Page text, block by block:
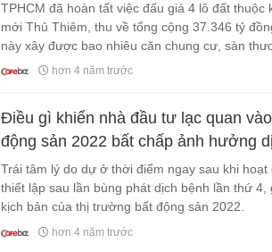
TPHCM đã hoàn tất việc đấu giá 4 lô đất thuộc
mới Thủ Thiêm, thu về tổng cộng 37.346 tỷ
này xây được bao nhiêu căn chung cư, sàn
hơn 4 năm trước
Điều gì khiến nhà đầu tư lạc quan
động sản 2022 bất chấp ảnh hưởng
Trái tâm lý do dự ở thời điểm ngay sau khi
thiết lập sau lần bùng phát dịch bệnh lần thứ
kịch bản của thị trường bất động sản 2022.
hơn 4 năm trước